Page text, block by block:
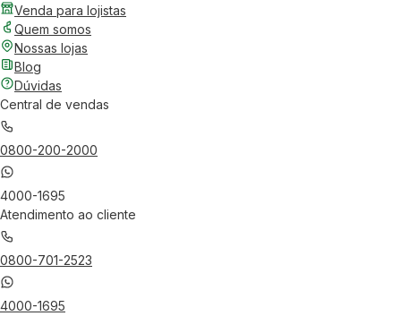
Venda para lojistas
Quem somos
Nossas lojas
Blog
Dúvidas
Central de vendas
0800-200-2000
4000-1695
Atendimento ao cliente
0800-701-2523
4000-1695